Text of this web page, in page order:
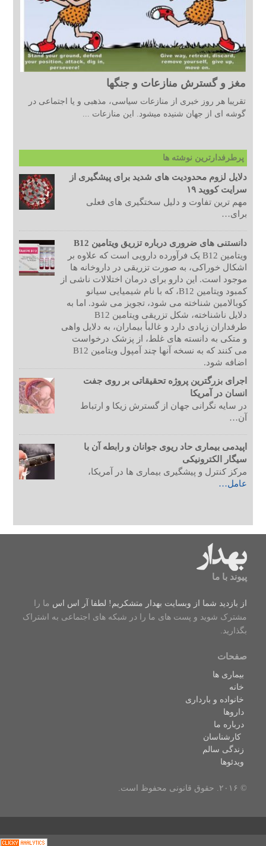
مغز و گسترش منازعات و جنگها
تقریبا هر روز خبری از منازعات سیاسی، مذهبی و یا اجتماعی در
گوشه ای از جهان شنیده میشود. این منازعات ...
پرطرفدارترین نوشته ها
دلایل لزوم محدودیت های شدید برای پیشگیری از
سرایت کووید ۱۹
مهم ترین تفاوت و دلیل سختگیری های فعلی
برای…
دانستنی های ضروری درباره تزریق ویتامین B12
ویتامین B12 یک فرآورده دارویی است که علاوه بر
اشکال خوراکی، به صورت تزریقی در داروخانه ها
موجود است. این دارو برای درمان اختلالات ناشی از
کمبود ویتامین B12، که با نام شیمیایی سیانو
کوبالامین شناخته می شود، تجویز می شود. اما به
دلایل ناشناخته، شکل تزریقی ویتامین B12
طرفداران زیادی دارد و غالبأ بیماران، به دلایل واهی
و متکی به دانسته های غلط، از پزشک درخواست
می کنند که به نسخه آنها چند آمپول ویتامین B12
اضافه شود.
اجرای بزرگترین پروژه تحقیقاتی بر روی جفت
انسان در آمریکا
در سایه نگرانی جهان از گسترش زیکا و ارتباط
آن…
اپیدمی بیماری حاد ریوی جوانان و رابطه آن با
سیگار الکترونیکی
مرکز کنترل و پیشگیری بیماری ها در آمریکا،
عامل…
پیوند با ما
از بازدید شما از وبسایت بهدار متشکریم! لطفا آر اس اس ما را
مشترک شوید و پست های ما را در شبکه های اجتماعی به اشتراک
بگذارید.
صفحات
بیماری ها
خانه
خانواده و بارداری
داروها
درباره ما
کارشناسان
زندگی سالم
ویدئوها
© ۲۰۱۶. حقوق قانونی محفوظ است.